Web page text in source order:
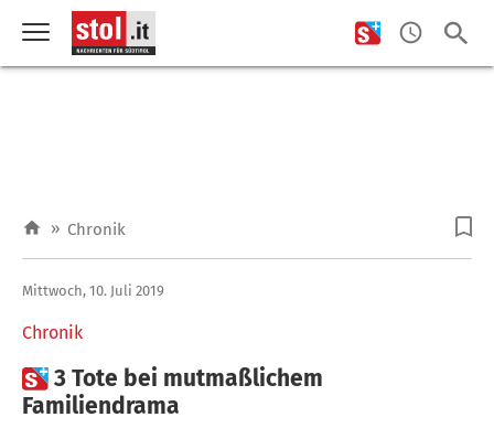
» Chronik
Chronik
Mittwoch, 10. Juli 2019
3 Tote bei mutmaßlichem
Familiendrama